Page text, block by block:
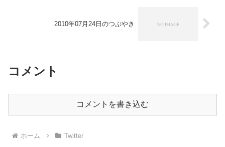
2010年07月24日のつぶやき
コメント
コメントを書き込む
ホーム Twitter